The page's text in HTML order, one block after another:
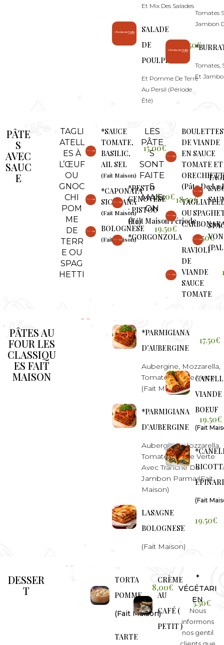
Et Mix Des Salades
SALADE
DE
POULPE
25.50€
Et Pomme De Terre
Au Persil (Période
Été)
Tomates
Jambon
Tomates,
Et
PÂTE
S
AVEC
SAUC
E
TAGLI
ATELL
ES À
L’ŒUF
OU
GNOC
CHI
POM
ME
DE
TERR
E OU
SPAG
HETTI
*SAUCE
TOMATE,
BASILIC,
AIL SEL
15.00€
(Fait Maison)
*CAPONATA
SICILIANA
18.50€
(Fait Maison)
BOLOGNESE 19.50€
(Fait Maison)
*PESTO
GENOVESE
: PISTOU
18.50€
(Fait Maison Période Été)
*GORGONZOLA
18,50€
LES
PÂTE
S
SONT
FAITE
S
MAIS
ON
BOULETTES
DE VIANDE
EN SAUCE
TOMATE ET
(Pâte De La
OU
RAVIOLI
DE
VIANDE
SAUCE
TOMATE
PÂTES AU
FOUR LES
CLASSIQU
ES FAIT
MAISON
*PARMIGIANA
D’AUBERGINE
17.50€
Aubergine, Mozzarella,
Tomate, Salade Verte
(Fait Maison)
*PARMIGIANA
D’AUBERGINE
19.50€
Aubergine, Mozzarella,
Tomate, Salade Verte
Avec Tranche De
Jambon Parma (Fait
Maison)
LASAGNE
BOLOGNESE
19.50€
(Fait Maison)
VIANDE
BOEUF
(Fait
(Fait
DESSER
T
TORTA
POMME
8,00€
(Fait Maison)
TARTE
CRÈME
AU
CAFÉ (
PETIT )
5.50€
*
VÉGÉTARI
EN
Nous
informons
nos gentil
clients que